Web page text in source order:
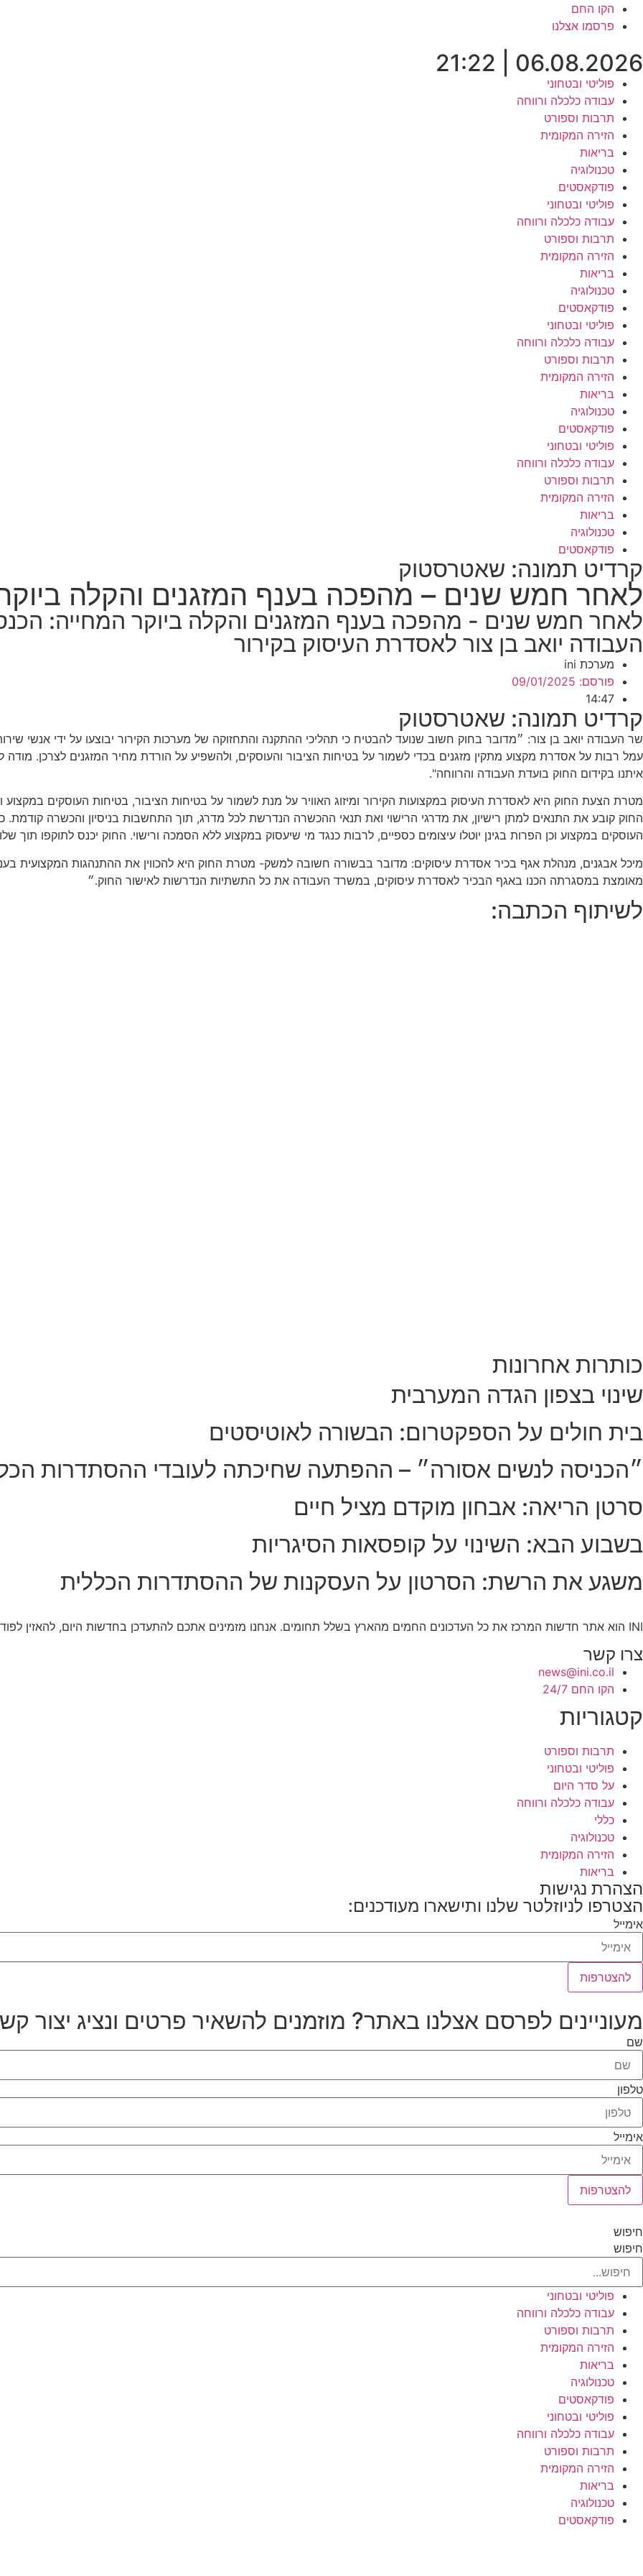
לתוכן
הקו החם
פרסמו אצלנו
06.08.2026 | 21:22
פוליטי ובטחוני
עבודה כלכלה ורווחה
תרבות וספורט
הזירה המקומית
בריאות
טכנולוגיה
פודקאסטים
פוליטי ובטחוני
עבודה כלכלה ורווחה
תרבות וספורט
הזירה המקומית
בריאות
טכנולוגיה
פודקאסטים
פוליטי ובטחוני
עבודה כלכלה ורווחה
תרבות וספורט
הזירה המקומית
בריאות
טכנולוגיה
פודקאסטים
פוליטי ובטחוני
עבודה כלכלה ורווחה
תרבות וספורט
הזירה המקומית
בריאות
טכנולוגיה
פודקאסטים
קרדיט תמונה: שאטרסטוק
לאחר חמש שנים – מהפכה בענף המזגנים והקלה
לאחר חמש שנים - מהפכה בענף המזגנים והקלה ביוקר המחייה:
העבודה יואב בן צור לאסדרת העיסוק בקירור
מערכת ini
פורסם:
14:47
קרדיט תמונה: שאטרסטוק
שר העבודה יואב בן צור: ״מדובר בחוק חשוב שנועד להבטיח כי תהליכי ההתקנה והתחזוקה של מערכות הקירור יבוצעו על ידי אנשי
עמל רבות על אסדרת מקצוע מתקין מזגנים בכדי לשמור על בטיחות הציבור והעוסקים, ולהשפיע על הורדת מחיר המזגנים לצרכן. מודה
איתנו בקידום החוק בועדת העבודה והרווחה".
מטרת הצעת החוק היא לאסדרת העיסוק במקצועות הקירור ומיזוג האוויר על מנת לשמור על בטיחות הציבור, בטיחות העוסקים במקצוע
החוק קובע את התנאים למתן רישיון, את מדרגי הרישוי ואת תנאי ההכשרה הנדרשת לכל מדרג, תוך התחשבות בניסיון והכשרה קודמת.
העוסקים במקצוע וכן הפרות בגינן יוטלו עיצומים כספיים, לרבות כנגד מי שיעסוק במקצוע ללא הסמכה ורישוי. החוק יכנס לתוקפו תוך
מאומצת במסגרתה הכנו באגף הבכיר לאסדרת עיסוקים, במשרד העבודה את כל התשתיות הנדרשות לאישור החוק.״
לשיתוף הכתבה:
כותרות אחרונות
שינוי בצפון הגדה המערבית
בית חולים על הספקטרום: הבשורה לאוטיסטים
״הכניסה לנשים אסורה״ – ההפתעה שחיכתה לעובדי ההסתדרות
סרטן הריאה: אבחון מוקדם מציל חיים
בשבוע הבא: השינוי על קופסאות הסיגריות
משגע את הרשת: הסרטון על העסקנות של ההסתדרות הכללית
INI הוא אתר חדשות המרכז את כל העדכונים החמים מהארץ בשלל תחומים. אנחנו מזמינים אתכם להתעדכן בחדשות היום, להאזין לפודקאסטים, ולקרוא מאמרי דעה.
צרו קשר
news@ini.co.il
הקו החם 24/7
קטגוריות
תרבות וספורט
פוליטי ובטחוני
על סדר היום
עבודה כלכלה ורווחה
כללי
טכנולוגיה
הזירה המקומית
בריאות
הצהרת נגישות
הצטרפו לניוזלטר שלנו ותישארו מעודכנים:
אימייל
להצטרפות
מעוניינים לפרסם אצלנו באתר? מוזמנים להשאיר פרטים ונציג יצור
שם
טלפון
אימייל
להצטרפות
חיפוש
חיפוש
פוליטי ובטחוני
עבודה כלכלה ורווחה
תרבות וספורט
הזירה המקומית
בריאות
טכנולוגיה
פודקאסטים
פוליטי ובטחוני
עבודה כלכלה ורווחה
תרבות וספורט
הזירה המקומית
בריאות
טכנולוגיה
פודקאסטים